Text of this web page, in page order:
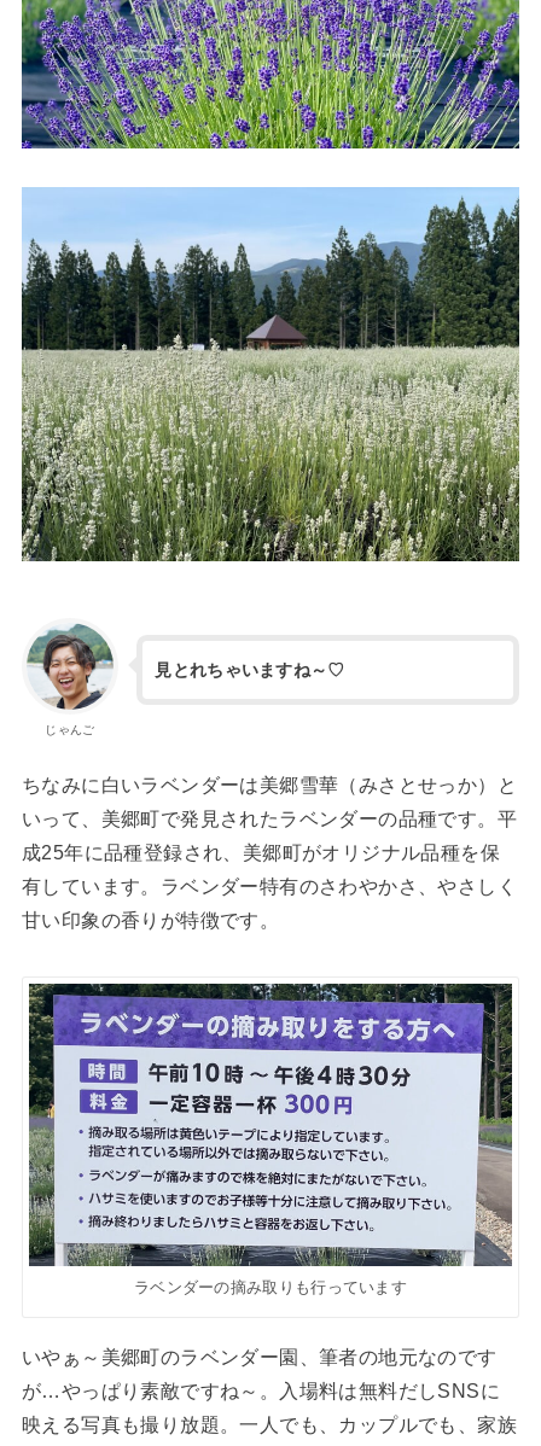
じゃんご
見とれちゃいますね～♡
ちなみに白いラベンダーは美郷雪華（みさとせっか）と
いって、美郷町で発見されたラベンダーの品種です。平
成25年に品種登録され、美郷町がオリジナル品種を保
有しています。ラベンダー特有のさわやかさ、やさしく
甘い印象の香りが特徴です。
ラベンダーの摘み取りも行っています
いやぁ～美郷町のラベンダー園、筆者の地元なのです
が…やっぱり素敵ですね～。入場料は無料だしSNSに
映える写真も撮り放題。一人でも、カップルでも、家族